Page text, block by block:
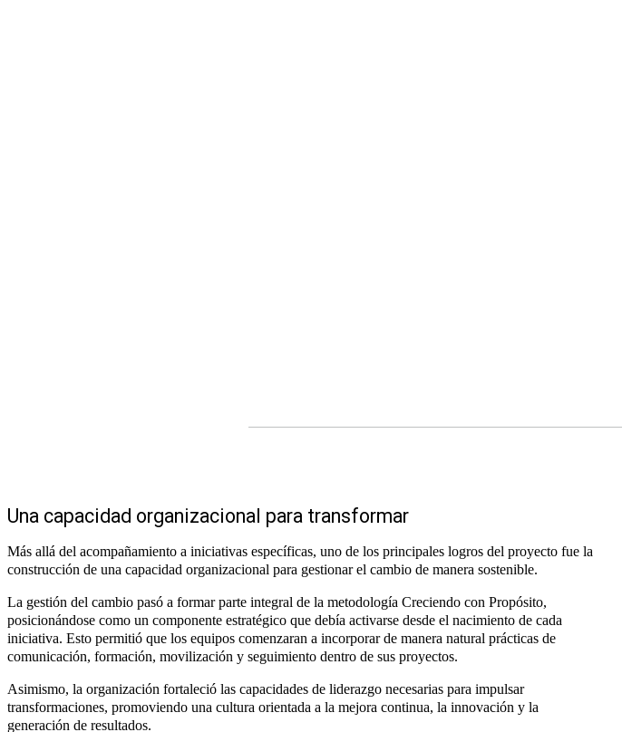
Una capacidad organizacional para transformar
Más allá del acompañamiento a iniciativas específicas, uno de los principales logros del proyecto fue la
construcción de una capacidad organizacional para gestionar el cambio de manera sostenible.
La gestión del cambio pasó a formar parte integral de la metodología Creciendo con Propósito,
posicionándose como un componente estratégico que debía activarse desde el nacimiento de cada
iniciativa. Esto permitió que los equipos comenzaran a incorporar de manera natural prácticas de
comunicación, formación, movilización y seguimiento dentro de sus proyectos.
Asimismo, la organización fortaleció las capacidades de liderazgo necesarias para impulsar
transformaciones, promoviendo una cultura orientada a la mejora continua, la innovación y la
generación de resultados.